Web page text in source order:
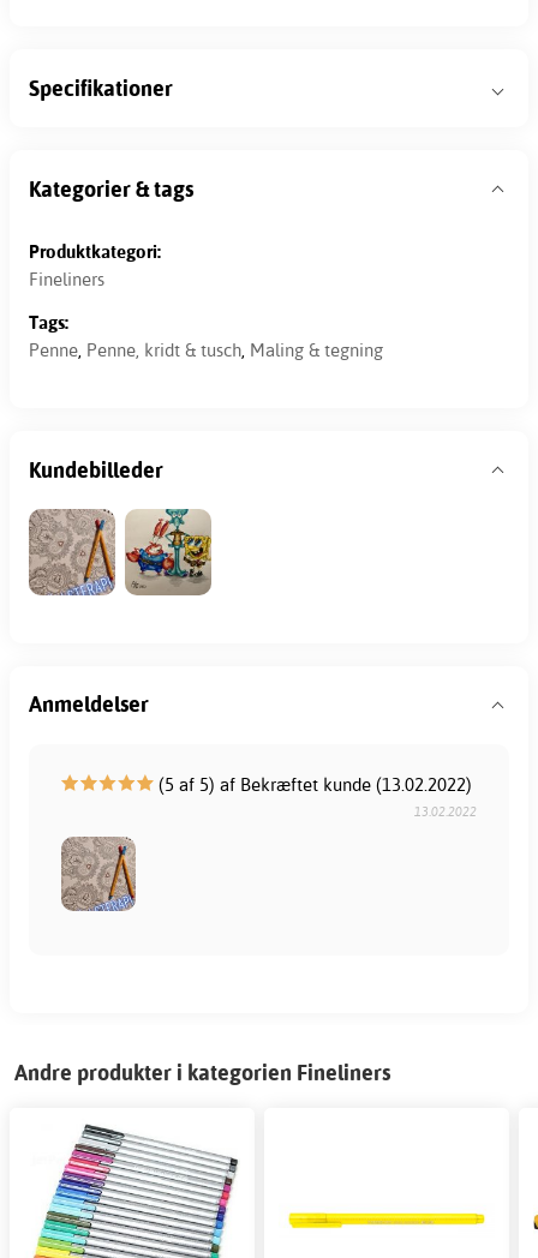
Specifikationer
Kategorier & tags
Produktkategori:
Fineliners
Tags:
Penne, Penne, kridt & tusch, Maling & tegning
Kundebilleder
Anmeldelser
(5 af 5) af Bekræftet kunde (13.02.2022)
13.02.2022
Andre produkter i kategorien Fineliners